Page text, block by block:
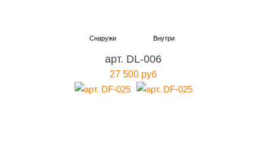
арт. DL-006
27 500 руб